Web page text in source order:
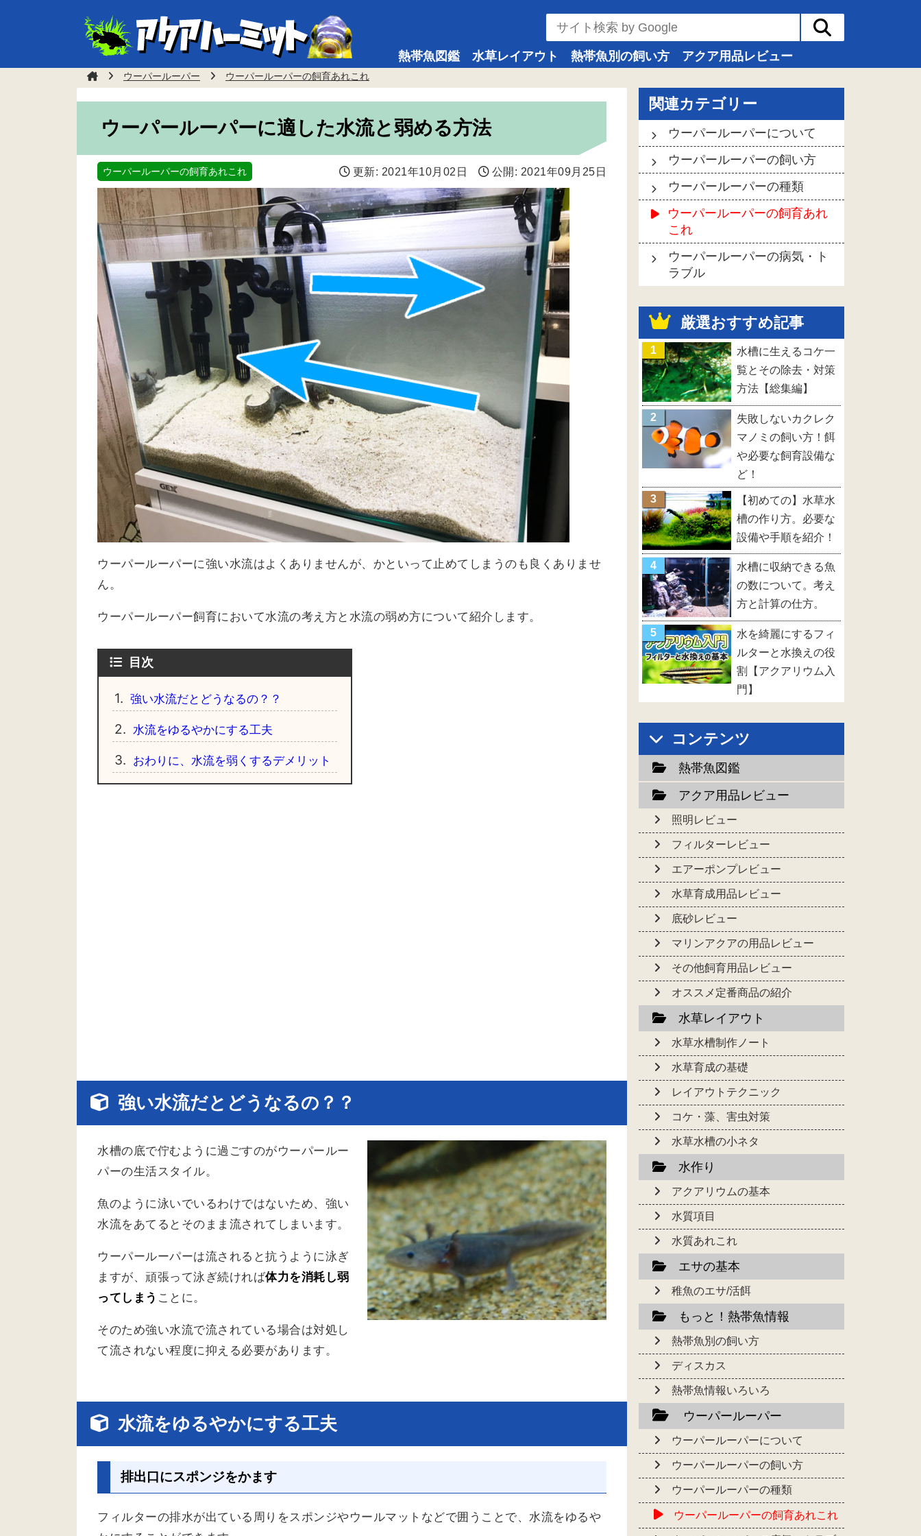
熱帯魚図鑑 水草レイアウト 熱帯魚別の飼い方 アクア用品レビュー
ウーパールーパー ウーパールーパーの飼育あれこれ
ウーパールーパーに適した水流と弱める方法
ウーパールーパーの飼育あれこれ 公開: 2021年09月25日
更新: 2021年10月02日
ウーパールーパーに強い水流はよくありませんが、かといって止めてしまうのも良くありませ
ん。
ウーパールーパー飼育において水流の考え方と水流の弱め方について紹介します。
目次
1. 強い水流だとどうなるの？？
2. 水流をゆるやかにする工夫
3. おわりに、水流を弱くするデメリット
強い水流だとどうなるの？？
水槽の底で佇むように過ごすのがウーパールー
パーの生活スタイル。
魚のように泳いでいるわけではないため、強い
水流をあてるとそのまま流されてしまいます。
ウーパールーパーは流されると抗うように泳ぎ
ますが、頑張って泳ぎ続ければ体力を消耗し弱
ってしまう ことに。
そのため強い水流で流されている場合は対処し
て流されない程度に抑える必要があります。
水流をゆるやかにする工夫
排出口にスポンジをかます
フィルターの排水が出ている周りを スポンジやウールマットなどで囲う ことで、水流をゆるや
関連カテゴリー
ウーパールーパーについて
ウーパールーパーの飼い方
ウーパールーパーの種類
ウーパールーパーの飼育あれ
これ
ウーパールーパーの病気・ト
ラブル
厳選おすすめ記事
水槽に生えるコケ一
覧とその除去・対策
方法【総集編】
失敗しないカクレク
マノミの飼い方！餌
や必要な飼育設備な
ど！
【初めての】水草水
槽の作り方。必要な
設備や手順を紹介！
水槽に収納できる魚
の数について。考え
方と計算の仕方。
水を綺麗にするフィ
ルターと水換えの役
割【アクアリウム入
門】
コンテンツ
熱帯魚図鑑
アクア用品レビュー
照明レビュー
フィルターレビュー
エアーポンプレビュー
水草育成用品レビュー
底砂レビュー
マリンアクアの用品レビュー
その他飼育用品レビュー
オススメ定番商品の紹介
水草レイアウト
水草水槽制作ノート
水草育成の基礎
レイアウトテクニック
コケ・藻、害虫対策
水草水槽の小ネタ
水作り
アクアリウムの基本
水質項目
水質あれこれ
エサの基本
稚魚のエサ/活餌
もっと！熱帯魚情報
熱帯魚別の飼い方
ディスカス
熱帯魚情報いろいろ
ウーパールーパー
ウーパールーパーについて
ウーパールーパーの飼い方
ウーパールーパーの種類
ウーパールーパーの飼育あれこれ